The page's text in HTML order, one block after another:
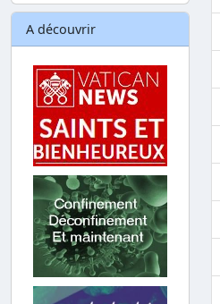
A découvrir